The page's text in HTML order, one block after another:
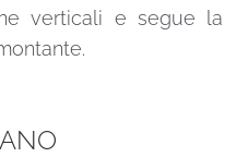
verticali e segue la